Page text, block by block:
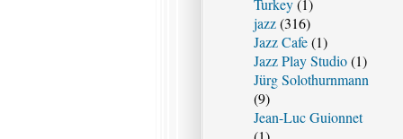
Turkey(1)
jazz(316)
Jazz Cafe(1)
Jazz Play Studio(1)
Jürg Solothurnmann
(9)
Jean-Luc Guionnet